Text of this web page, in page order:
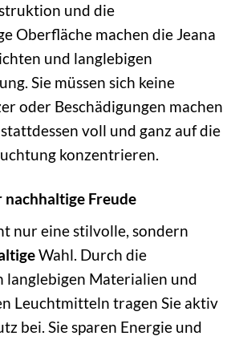
und die
Oberfläche machen die Jeana
und langlebigen
Sie müssen sich keine
oder Beschädigungen machen
voll und ganz auf die
konzentrieren.
Freude
nur eine stilvolle, sondern
Wahl. Durch die
langlebigen Materialien und
Leuchtmitteln tragen Sie aktiv
bei. Sie sparen Energie und